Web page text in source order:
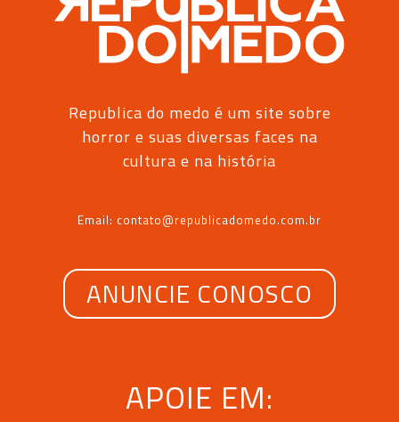
Republica do medo é um site sobre
horror e suas diversas faces na
cultura e na história
Email: contato@republicadomedo.com.br
ANUNCIE CONOSCO
APOIE EM: